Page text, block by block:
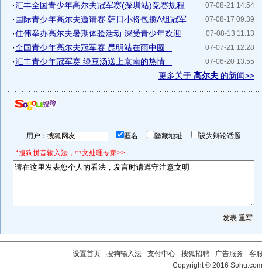
07-08-21 14:54
·汇丰全国青少年高尔夫冠军赛(深圳站)竞赛规程
07-08-17 09:39
·国际青少年高尔夫邀请赛 韩日小将包揽A组冠军
07-08-13 11:13
·佳伟举办高尔夫暑期体验活动 深受青少年欢迎
07-07-21 12:28
·全国青少年高尔夫冠军赛 昆明站在雨中圆...
07-06-20 13:55
·汇丰青少年冠军赛 绿豆汤送上京南的热情...
更多关于 高尔夫 的新闻>>
用户： 匿名 隐藏地址 设为辩论话题
*搜狗拼音输入法，中文处理专家>>
设置首页 - 搜狗输入法 - 支付中心 - 搜狐招聘 - 广告服务 - 客
Copyright©2016